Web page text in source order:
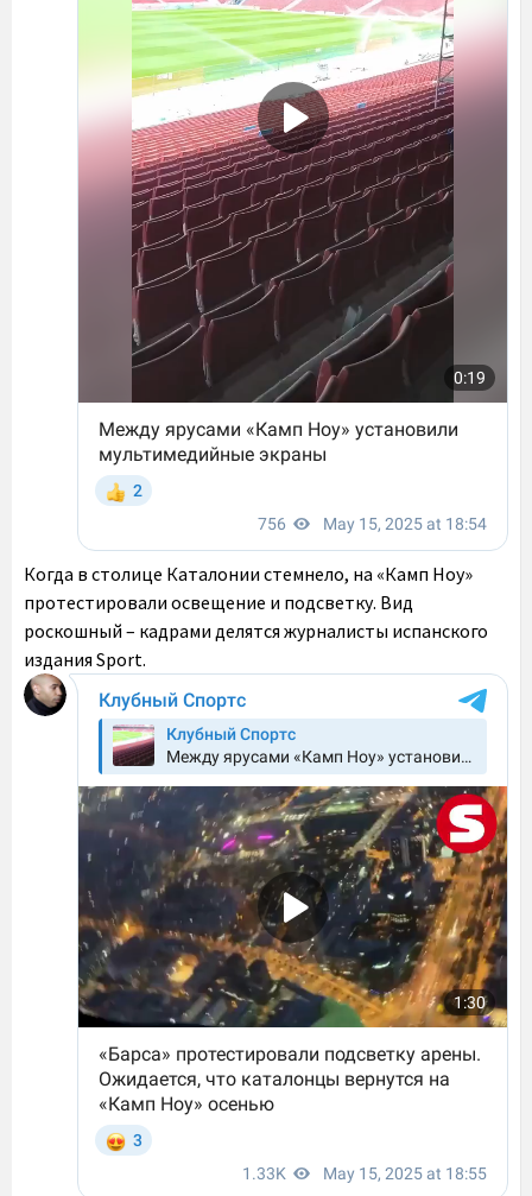
Когда в столице Каталонии стемнело, на «Камп Ноу»
протестировали освещение и подсветку. Вид
роскошный – кадрами делятся журналисты испанского
издания Sport.